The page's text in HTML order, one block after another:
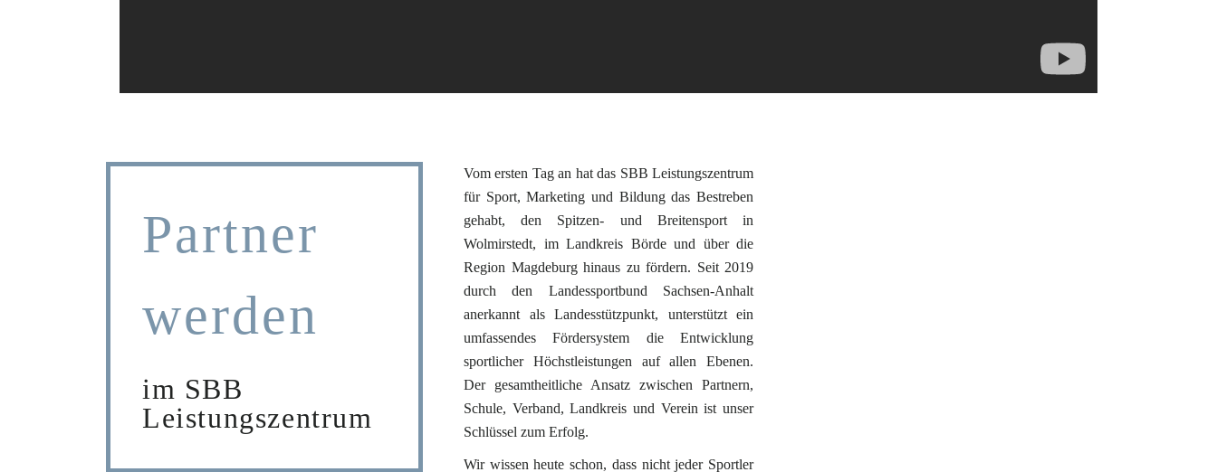
Partner
werden
im SBB
Leistungszentrum
Vom ersten Tag an hat das SBB Leistungszentrum
für Sport, Marketing und Bildung das Bestreben
gehabt, den Spitzen- und Breitensport in
Wolmirstedt, im Landkreis Börde und über die
Region Magdeburg hinaus zu fördern. Seit 2019
durch den Landessportbund Sachsen-Anhalt
anerkannt als Landesstützpunkt, unterstützt ein
umfassendes Fördersystem die Entwicklung
sportlicher Höchstleistungen auf allen Ebenen.
Der gesamtheitliche Ansatz zwischen Partnern,
Schule, Verband, Landkreis und Verein ist unser
Schlüssel zum Erfolg.
Wir wissen heute schon, dass nicht jeder Sportler